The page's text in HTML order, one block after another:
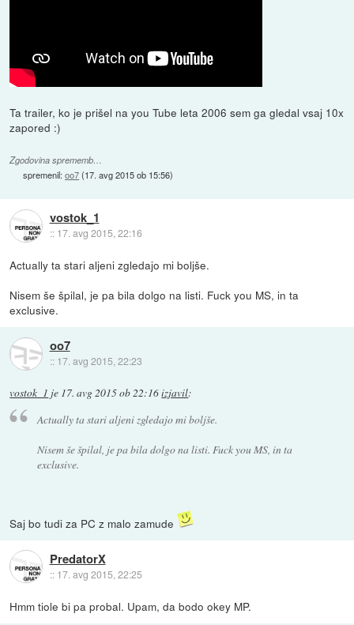
Ta trailer, ko je prišel na you Tube leta 2006 sem ga gledal vsaj 10x
zapored :)
Zgodovina sprememb…
spremenil:oo7(17. avg 2015 ob 15:56)
vostok_1
:: 17. avg 2015, 22:16
Actually ta stari aljeni zgledajo mi boljše.
Nisem še špilal, je pa bila dolgo na listi. Fuck you MS, in ta
exclusive.
oo7
:: 17. avg 2015, 22:23
vostok_1 je 17. avg 2015 ob 22:16izjavil:
Actually ta stari aljeni zgledajo mi boljše.
Nisem še špilal, je pa bila dolgo na listi. Fuck you MS, in ta
exclusive.
Saj bo tudi za PC z malo zamude
PredatorX
:: 17. avg 2015, 22:25
Hmm tiole bi pa probal. Upam, da bodo okey MP.